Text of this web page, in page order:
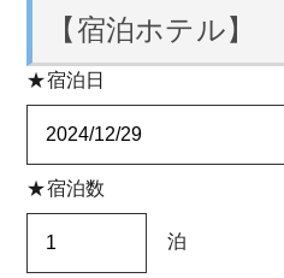
【宿泊ホテル】
★宿泊日
★宿泊数
泊